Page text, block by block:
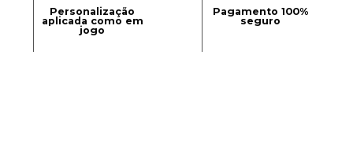
Personalização
aplicada como em
jogo
Pagamento 100%
seguro